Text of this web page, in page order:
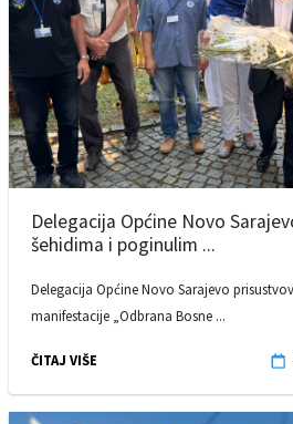
Delegacija Općine Novo
šehidima i poginulim ...
Delegacija Općine Novo Sarajevo
manifestacije „Odbrana Bosne ...
ČITAJ VIŠE